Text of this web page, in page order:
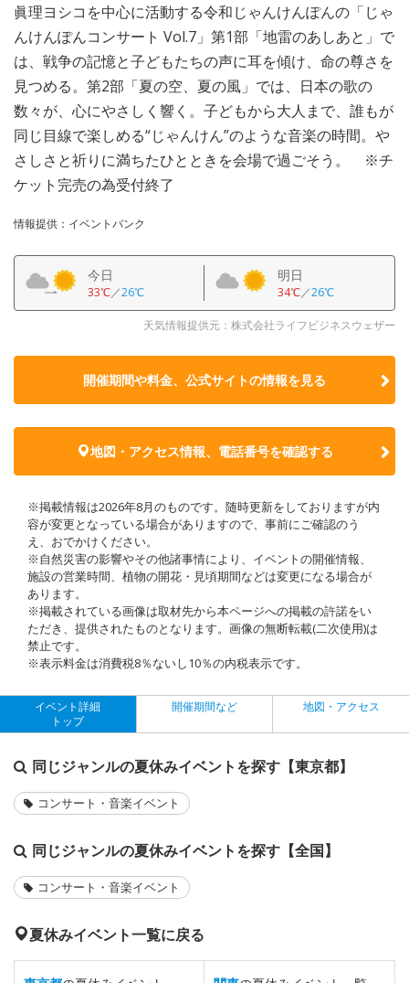
眞理ヨシコを中心に活動する令和じゃんけんぽんの「じゃ
んけんぽんコンサート Vol.7」第1部「地雷のあしあと」で
は、戦争の記憶と子どもたちの声に耳を傾け、命の尊さを
見つめる。第2部「夏の空、夏の風」では、日本の歌の
数々が、心にやさしく響く。子どもから大人まで、誰もが
同じ目線で楽しめる“じゃんけん”のような音楽の時間。や
さしさと祈りに満ちたひとときを会場で過ごそう。 ※チ
ケット完売の為受付終了
情報提供：イベントバンク
今日
33℃／26℃
明日
34℃／26℃
天気情報提供元：株式会社ライフビジネスウェザー
開催期間や料金、公式サイトの情報を見る
地図・アクセス情報、電話番号を確認する
※掲載情報は2026年8月のものです。随時更新をしておりますが内
容が変更となっている場合がありますので、事前にご確認のう
え、おでかけください。
※自然災害の影響やその他諸事情により、イベントの開催情報、
施設の営業時間、植物の開花・見頃期間などは変更になる場合が
あります。
※掲載されている画像は取材先から本ページへの掲載の許諾をい
ただき、提供されたものとなります。画像の無断転載(二次使用)は
禁止です。
※表示料金は消費税8％ないし10％の内税表示です。
イベント詳細
トップ
開催期間など 地図・アクセス
同じジャンルの夏休みイベントを探す【東京都】
コンサート・音楽イベント
同じジャンルの夏休みイベントを探す【全国】
コンサート・音楽イベント
夏休みイベント一覧に戻る